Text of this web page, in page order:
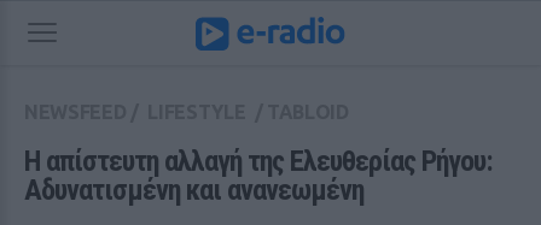
Η απίστευτη αλλαγή της Ελευθερίας Ρήγου:
Αδυνατισμένη και ανανεωμένη